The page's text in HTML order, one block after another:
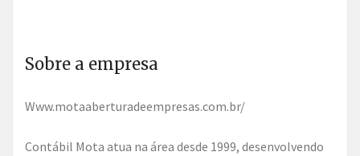
Sobre a empresa
www.motaaberturadeempresas.com.br/
Contábil Mota atua na área desde 1999, desenvolvendo